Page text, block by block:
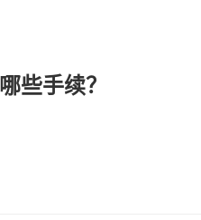
些手续？